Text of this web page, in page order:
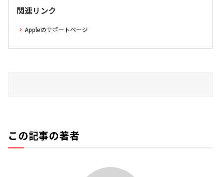
関連リンク
Appleのサポートページ
この記事の著者